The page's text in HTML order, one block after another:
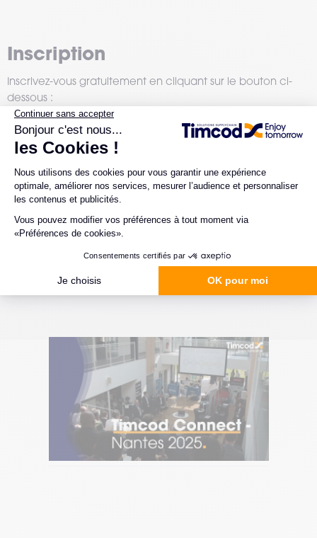
Inscription
Inscrivez-vous gratuitement en cliquant sur le bouton ci-
dessous :
Je m'inscris !
#Événements
27.10.2025
Timcod Connect Nantes 2025
Temps de lecture : 2 min – Lire l’article